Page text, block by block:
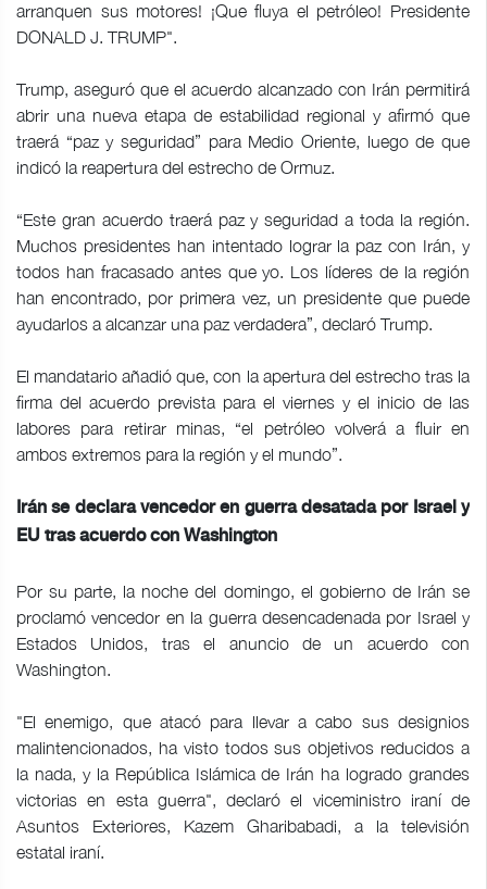
arranquen sus motores! ¡Que fluya el petróleo! Presidente
DONALD J. TRUMP".
Trump, aseguró que el acuerdo alcanzado con Irán permitirá
abrir una nueva etapa de estabilidad regional y afirmó que
traerá “paz y seguridad” para Medio Oriente, luego de que
indicó la reapertura del estrecho de Ormuz.
“Este gran acuerdo traerá paz y seguridad a toda la región.
Muchos presidentes han intentado lograr la paz con Irán, y
todos han fracasado antes que yo. Los líderes de la región
han encontrado, por primera vez, un presidente que puede
ayudarlos a alcanzar una paz verdadera”, declaró Trump.
El mandatario añadió que, con la apertura del estrecho tras la
firma del acuerdo prevista para el viernes y el inicio de las
labores para retirar minas, “el petróleo volverá a fluir en
ambos extremos para la región y el mundo”.
Irán se declara vencedor en guerra desatada por Israel y
EU tras acuerdo con Washington
Por su parte, la noche del domingo, el gobierno de Irán se
proclamó vencedor en la guerra desencadenada por Israel y
Estados Unidos, tras el anuncio de un acuerdo con
Washington.
"El enemigo, que atacó para llevar a cabo sus designios
malintencionados, ha visto todos sus objetivos reducidos a
la nada, y la República Islámica de Irán ha logrado grandes
victorias en esta guerra", declaró el viceministro iraní de
Asuntos Exteriores, Kazem Gharibabadi, a la televisión
estatal iraní.